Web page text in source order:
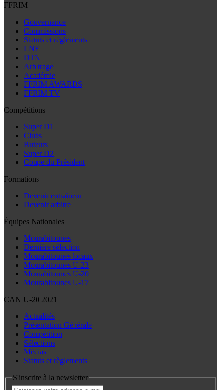
FFRIM
Gouvernance
Commissions
Statuts et règlements
LNF
DTN
Arbitrage
Académie
FFRIM AWARDS
FFRIM TV
Compétitions
Super D1
Clubs
Buteurs
Super D2
Coupe du Président
Formations
Devenir entraîneur
Devenir arbitre
Équipes Nationales
Mourabitounes
Dernière sélection
Mourabitounes locaux
Mourabitounes U-23
Mourabitounes U-20
Mourabitounes U-17
CAN U-20 2021
Actualités
Présentation Générale
Compétition
Sélections
Médias
Statuts et règlements
S'inscrire à la newsletter